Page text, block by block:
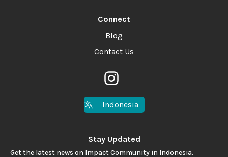
Connect
Blog
Contact Us
Indonesia
Stay Updated
Get the latest news on Impact Community in Indonesia.